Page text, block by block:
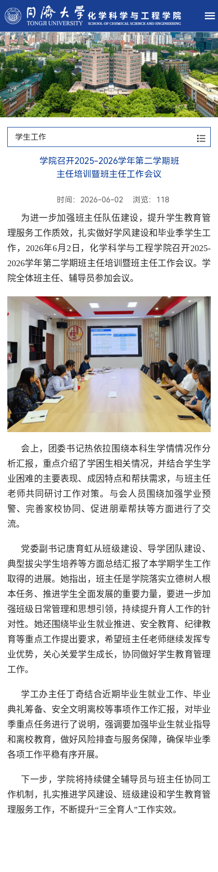
学生工作
学院召开2025-2026学年第二学期班
主任培训暨班主任工作会议
时间：2026-06-02 浏览： 118
为进一步加强班主任队伍建设，提升学生教育管
理服务工作质效，扎实做好学风建设和毕业季学生工
作， 2026年6月2日，化学科学与工程学院召开2025-
2026学年第二学期班主任培训暨班主任工作会议。学
院全体班主任、辅导员参加会议。
会上，团委书记热依拉围绕本科生学情情况作分
析汇报，重点介绍了学困生相关情况，并结合学生学
业困难的主要表现、成因特点和帮扶需求，与班主任
老师共同研讨工作对策。与会人员围绕加强学业预
警、完善家校协同、促进朋辈帮扶等方面进行了交
流。
党委副书记唐育虹从班级建设、导学团队建设、
典型拔尖学生培养等方面总结汇报了本学期学生工作
取得的进展。她指出，班主任是学院落实立德树人根
本任务、推进学生全面发展的重要力量，要进一步加
强班级日常管理和思想引领，持续提升育人工作的针
对性。她还围绕毕业生就业推进、安全教育、纪律教
育等重点工作提出要求，希望班主任老师继续发挥专
业优势，关心关爱学生成长，协同做好学生教育管理
工作。
学工办主任丁奇结合近期毕业生就业工作、毕业
典礼筹备、安全文明离校等事项作工作汇报，对毕业
季重点任务进行了说明，强调要加强毕业生就业指导
和离校教育，做好风险排查与服务保障，确保毕业季
各项工作平稳有序开展。
下一步，学院将持续健全辅导员与班主任协同工
作机制，扎实推进学风建设、班级建设和学生教育管
理服务工作，不断提升“三全育人”工作实效。